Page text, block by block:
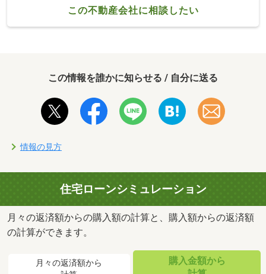
この不動産会社に相談したい
この情報を誰かに知らせる / 自分に送る
情報の見方
住宅ローンシミュレーション
月々の返済額からの購入額の計算と、購入額からの返済額
の計算ができます。
月々の返済額から
購入金額から